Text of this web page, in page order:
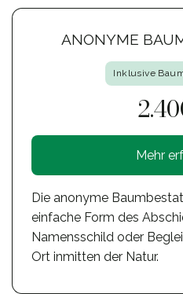
ANONYME
Inklusive
Mehr
Die anonyme
einfache Form des
Namensschild oder
Ort inmitten der Natur.